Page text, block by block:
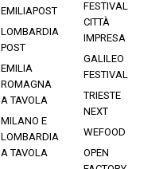
EMILIAPOST
LOMBARDIA
POST
EMILIA
ROMAGNA
A TAVOLA
MILANO E
LOMBARDIA
A TAVOLA
FESTIVAL
CITTÀ
IMPRESA
GALILEO
FESTIVAL
TRIESTE
NEXT
WEFOOD
OPEN